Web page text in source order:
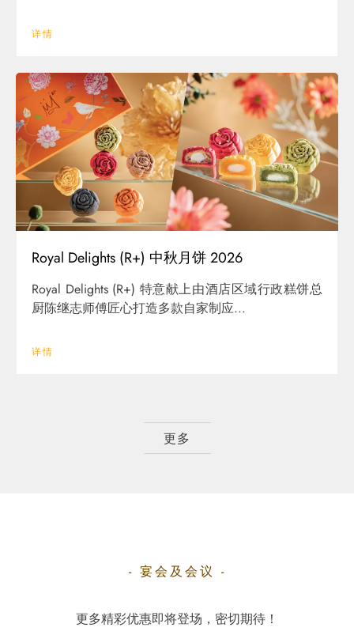
详情
Royal Delights (R+) 中秋月饼 2026
Royal Delights (R+) 特意献上由酒店区域行政糕饼总
厨陈继志师傅匠心打造多款自家制应...
详情
更多
- 宴会及会议 -
更多精彩优惠即将登场，密切期待！